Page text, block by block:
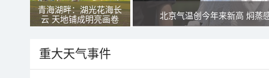
青海湖畔：湖光花海长
云 天地铺成明亮画卷
北京气温创今年来新高 焖蒸
重大天气事件